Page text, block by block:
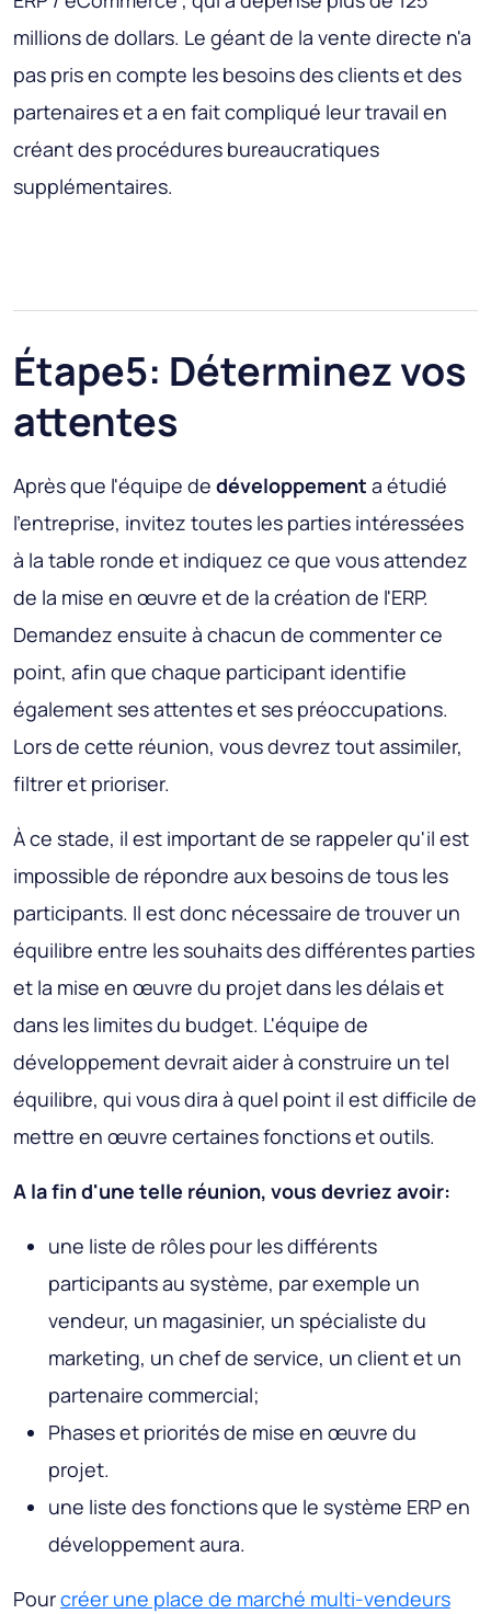
millions de dollars. Le géant de la vente directe n'a
pas pris en compte les besoins des clients et des
partenaires et a en fait compliqué leur travail en
créant des procédures bureaucratiques
supplémentaires.
Étape5: Déterminez vos
attentes
Après que l'équipe de développement a étudié
l'entreprise, invitez toutes les parties intéressées
à la table ronde et indiquez ce que vous attendez
de la mise en œuvre et de la création de l'ERP.
Demandez ensuite à chacun de commenter ce
point, afin que chaque participant identifie
également ses attentes et ses préoccupations.
Lors de cette réunion, vous devrez tout assimiler,
filtrer et prioriser.
À ce stade, il est important de se rappeler qu'il est
impossible de répondre aux besoins de tous les
participants. Il est donc nécessaire de trouver un
équilibre entre les souhaits des différentes parties
et la mise en œuvre du projet dans les délais et
dans les limites du budget. L'équipe de
développement devrait aider à construire un tel
équilibre, qui vous dira à quel point il est difficile de
mettre en œuvre certaines fonctions et outils.
A la fin d'une telle réunion, vous devriez avoir:
une liste de rôles pour les différents
participants au système, par exemple un
vendeur, un magasinier, un spécialiste du
marketing, un chef de service, un client et un
partenaire commercial;
Phases et priorités de mise en œuvre du
projet.
une liste des fonctions que le système ERP en
développement aura.
Pourcréer une place de marché multi-vendeurs